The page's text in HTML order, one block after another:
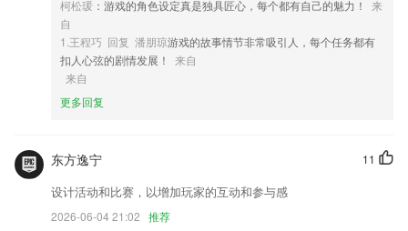
4,在线可以直接播放视频课程进行学习，可以跟着视频中的行业大佬学习
5,【政策扶持】JPARK全方位提供技术、政策支持
6,最新的政务动态能够了如指掌，点击进入就能浏览
1.平台提供海量的学习内容，可以供2265用户随意的进行选择；
2.·通过爱学堂教师实现网络教学非常的方便
3.允许老师随时随地检查自己的课程安排和时间表，这对于学校的集成管
柯松瑗 ：游戏的角色设定真是独具匠心，每个都有自己的魅力！
来
自
1.王程巧 回复 潘朋琼游戏的故事情节非常吸引人，每个任务都有
扣人心弦的剧情发展！
来自
来自
更多回复
11
东方逸宁
设计活动和比赛，以增加玩家的互动和参与感
2026-06-04 21:02 推荐